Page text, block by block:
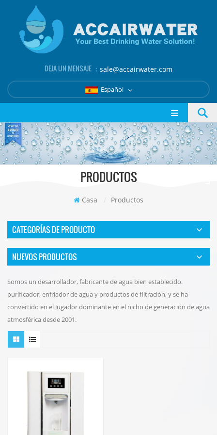
DEJA UN MENSAJE ： sale@accairwater.com
Español
PRODUCTOS
Casa / Productos
CATEGORÍAS DE PRODUCTO
NUEVOS PRODUCTOS
Somos un desarrollador, fabricante de agua bien establecido.
purificador, enfriador de agua y productos de filtración, y se ha
convertido en el Jugador dominante en el nicho de generación de agua
atmosférica desde 2001.